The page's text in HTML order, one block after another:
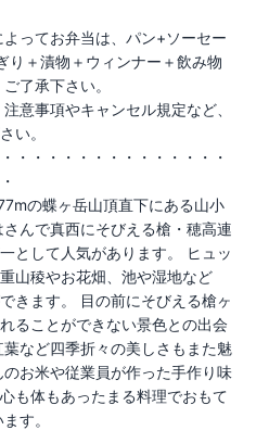
よってお弁当は、パン+ソーセー
り＋漬物＋ウィンナー＋飲み物
了承下さい。
意事項やキャンセル規定など、
い。
・・・・・・・・・・・・・・
の蝶ヶ岳山頂直下にある山小
んで真西にそびえる槍・穂高連
として人気があります。 ヒュッ
山稜やお花畑、池や湿地など
きます。 目の前にそびえる槍ヶ
ることができない景色との出会
など四季折々の美しさもまた魅
お米や従業員が作った手作り味
も体もあったまる料理でおもて
す。